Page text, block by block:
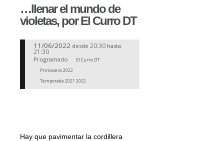
…llenar el mundo de
violetas, por El Curro DT
11/06/2022 desde 20:30 hasta
21:30
Programado
El Curro DT
Primavera 2022
Temporada 2021 2022
Hay que pavimentar la cordillera